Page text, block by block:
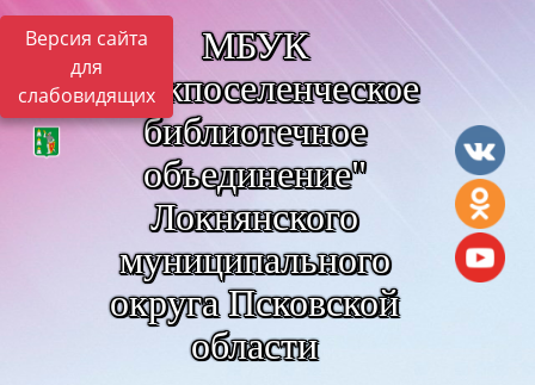
Версия сайта
для
слабовидящих
МБУК
"Межпоселенческое
библиотечное
объединение"
Локнянского
муниципального
округа Псковской
области